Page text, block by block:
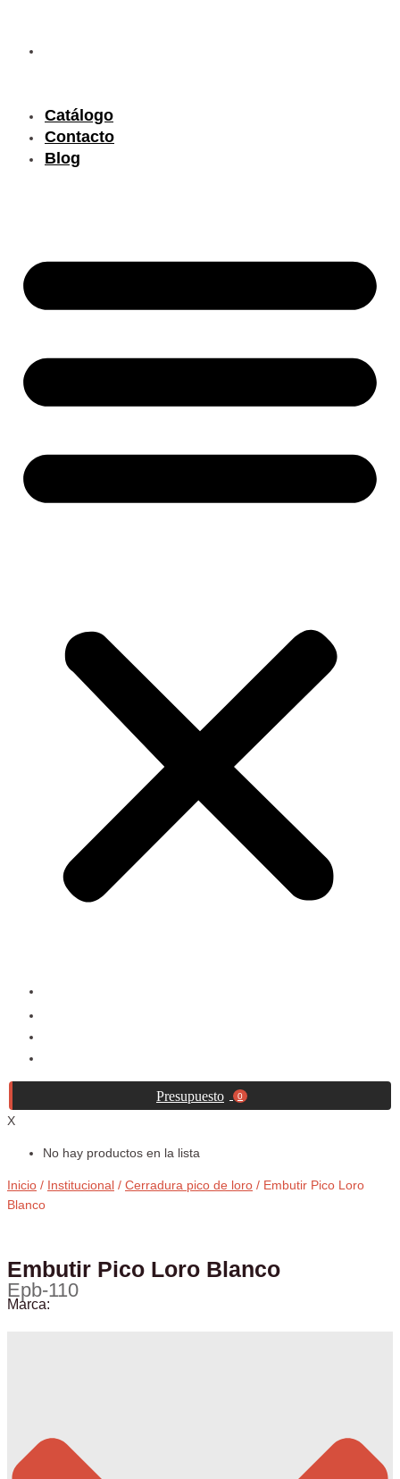
contenido
Catálogo
Contacto
Blog
0
X
No hay productos en la lista
Inicio / Institucional / Cerradura pico de loro / Embutir Pico Loro
Blanco
Embutir Pico Loro Blanco
Epb-110
Marca: